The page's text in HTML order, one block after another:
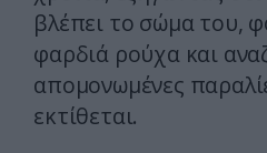
βλέπει το σώμα του,
φαρδιά ρούχα και
απομονωμένες
εκτίθεται.